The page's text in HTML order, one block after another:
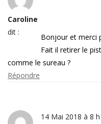
Caroline
dit :
Bonjour et merci
Fait il retirer le
comme le sureau ?
Répondre
14 Mai 2018 à 8